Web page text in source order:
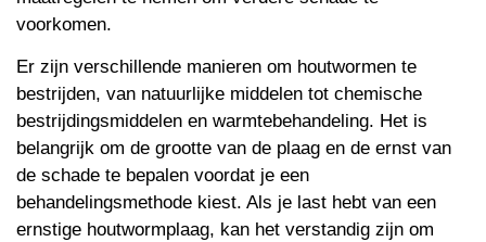
voorkomen.
Er zijn verschillende manieren om houtwormen te
bestrijden, van natuurlijke middelen tot chemische
bestrijdingsmiddelen en warmtebehandeling. Het is
belangrijk om de grootte van de plaag en de ernst van
de schade te bepalen voordat je een
behandelingsmethode kiest. Als je last hebt van een
ernstige houtwormplaag, kan het verstandig zijn om